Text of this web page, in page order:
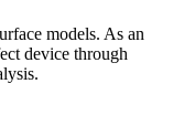
models. As an
device through